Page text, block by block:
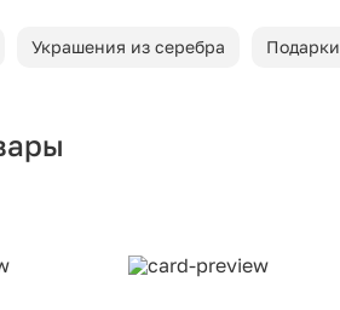
Украшения из серебра